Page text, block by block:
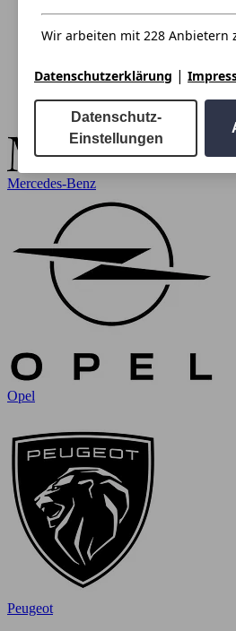
Mercedes-Benz
Opel
Peugeot
Wir arbeiten mit 228 Anbietern
Datenschutzerklärung |
Datenschutz-
Einstellungen